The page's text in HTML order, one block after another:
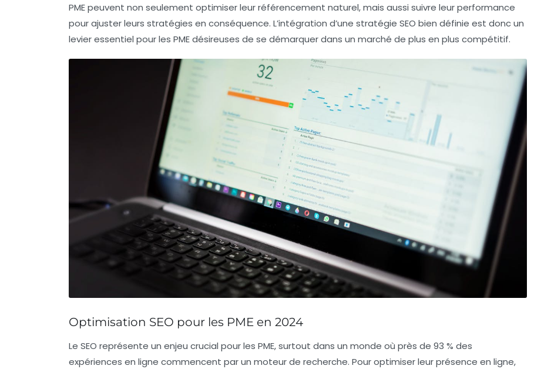
PME peuvent non seulement optimiser leurréférencement naturel, mais aussi suivre leur performance
pour ajuster leurs stratégies en conséquence. L’intégration d’une stratégie SEO bien définie est donc un
levier essentiel pour les PME désireuses de se démarquer dans un marché de plus en plus compétitif.
Optimisation SEO pour les PME en 2024
Le SEO représente un enjeu crucial pour les PME, surtout dans un monde où près de 93 % des
expériences en ligne commencent par un moteur de recherche. Pour optimiser leurprésence en ligne,